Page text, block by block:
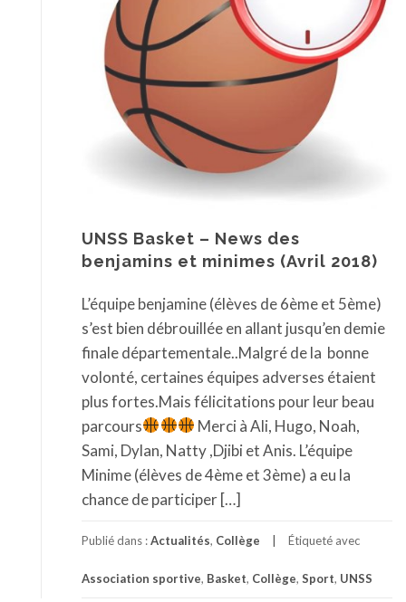
UNSS Basket – News des
benjamins et minimes (Avril 2018)
L’équipe benjamine (élèves de 6ème et 5ème)
s’est bien débrouillée en allant jusqu’en demie
finale départementale..Malgré de la bonne
volonté, certaines équipes adverses étaient
plus fortes.Mais félicitations pour leur beau
parcours
Merci à Ali, Hugo, Noah,
Sami, Dylan, Natty ,Djibi et Anis. L’équipe
Minime (élèves de 4ème et 3ème) a eu la
chance de participer […]
Publié dans :Actualités, Collège Étiqueté avec
Association sportive, Basket, Collège, Sport, UNSS